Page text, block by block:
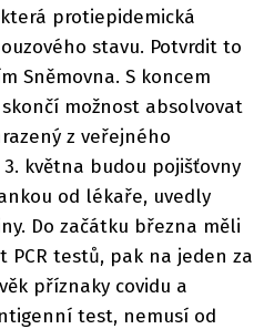
protiepidemická
stavu. Potvrdit to
Sněmovna. S koncem
možnost absolvovat
z veřejného
května budou pojišťovny
od lékaře, uvedly
Do začátku března měli
PCR testů, pak na jeden za
příznaky covidu a
test, nemusí od